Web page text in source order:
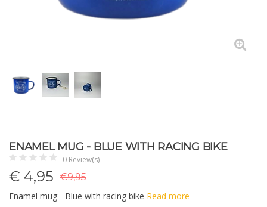
ENAMEL MUG - BLUE WITH RACING BIKE
0 Review(s)
€ 4,95
€9,95
Enamel mug - Blue with racing bike Read more